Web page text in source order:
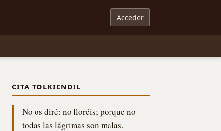
Acceder
CITA TOLKIENDIL
No os diré: no lloréis; porque no
todas las lágrimas son malas.